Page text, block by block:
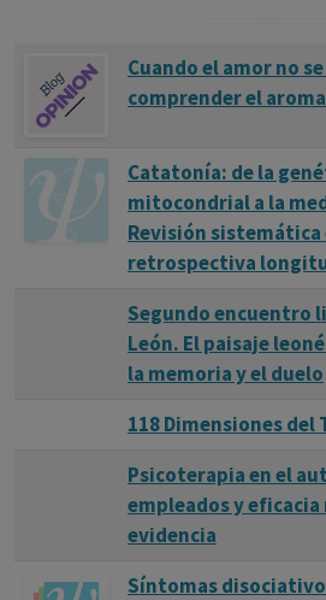
ESPECTRO DEL AUTISMO (TEA).
CIE 11 Aránzazu Ramírez Vargas y
Cuando el amor no
comprender el
Catatonía: de la
mitocondrial a la
Revisión
retrospectiva
Segundo encuentro
León. El paisaje
la memoria y el duelo
118 Dimensiones del
Psicoterapia en el
empleados y
evidencia
Síntomas